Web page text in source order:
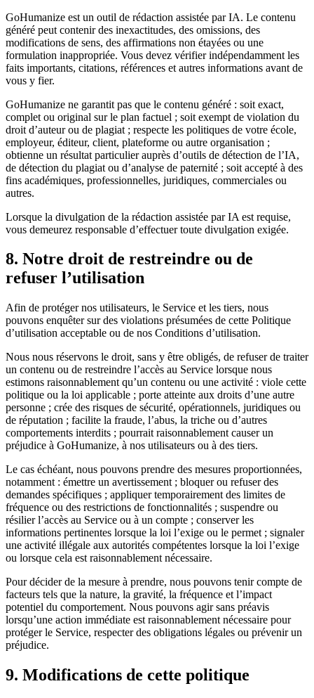
GoHumanize est un outil de rédaction assistée par IA. Le contenu
généré peut contenir des inexactitudes, des omissions, des
modifications de sens, des affirmations non étayées ou une
formulation inappropriée. Vous devez vérifier indépendamment les
faits importants, citations, références et autres informations avant de
vous y fier.
GoHumanize ne garantit pas que le contenu généré : soit exact,
complet ou original sur le plan factuel ; soit exempt de violation du
droit d’auteur ou de plagiat ; respecte les politiques de votre école,
employeur, éditeur, client, plateforme ou autre organisation ;
obtienne un résultat particulier auprès d’outils de détection de l’IA,
de détection du plagiat ou d’analyse de paternité ; soit accepté à des
fins académiques, professionnelles, juridiques, commerciales ou
autres.
Lorsque la divulgation de la rédaction assistée par IA est requise,
vous demeurez responsable d’effectuer toute divulgation exigée.
8. Notre droit de restreindre ou de
refuser l’utilisation
Afin de protéger nos utilisateurs, le Service et les tiers, nous
pouvons enquêter sur des violations présumées de cette Politique
d’utilisation acceptable ou de nos Conditions d’utilisation.
Nous nous réservons le droit, sans y être obligés, de refuser de traiter
un contenu ou de restreindre l’accès au Service lorsque nous
estimons raisonnablement qu’un contenu ou une activité : viole cette
politique ou la loi applicable ; porte atteinte aux droits d’une autre
personne ; crée des risques de sécurité, opérationnels, juridiques ou
de réputation ; facilite la fraude, l’abus, la triche ou d’autres
comportements interdits ; pourrait raisonnablement causer un
préjudice à GoHumanize, à nos utilisateurs ou à des tiers.
Le cas échéant, nous pouvons prendre des mesures proportionnées,
notamment : émettre un avertissement ; bloquer ou refuser des
demandes spécifiques ; appliquer temporairement des limites de
fréquence ou des restrictions de fonctionnalités ; suspendre ou
résilier l’accès au Service ou à un compte ; conserver les
informations pertinentes lorsque la loi l’exige ou le permet ; signaler
une activité illégale aux autorités compétentes lorsque la loi l’exige
ou lorsque cela est raisonnablement nécessaire.
Pour décider de la mesure à prendre, nous pouvons tenir compte de
facteurs tels que la nature, la gravité, la fréquence et l’impact
potentiel du comportement. Nous pouvons agir sans préavis
lorsqu’une action immédiate est raisonnablement nécessaire pour
protéger le Service, respecter des obligations légales ou prévenir un
préjudice.
9. Modifications de cette politique